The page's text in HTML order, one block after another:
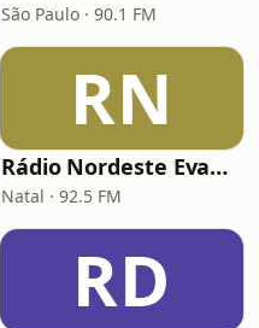
São Paulo · 90.1 FM
RN
Rádio Nordeste Evangélica
Natal · 92.5 FM
RD